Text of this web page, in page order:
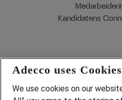
Kandidatens
Adecco uses Cookies
We use cookies on our